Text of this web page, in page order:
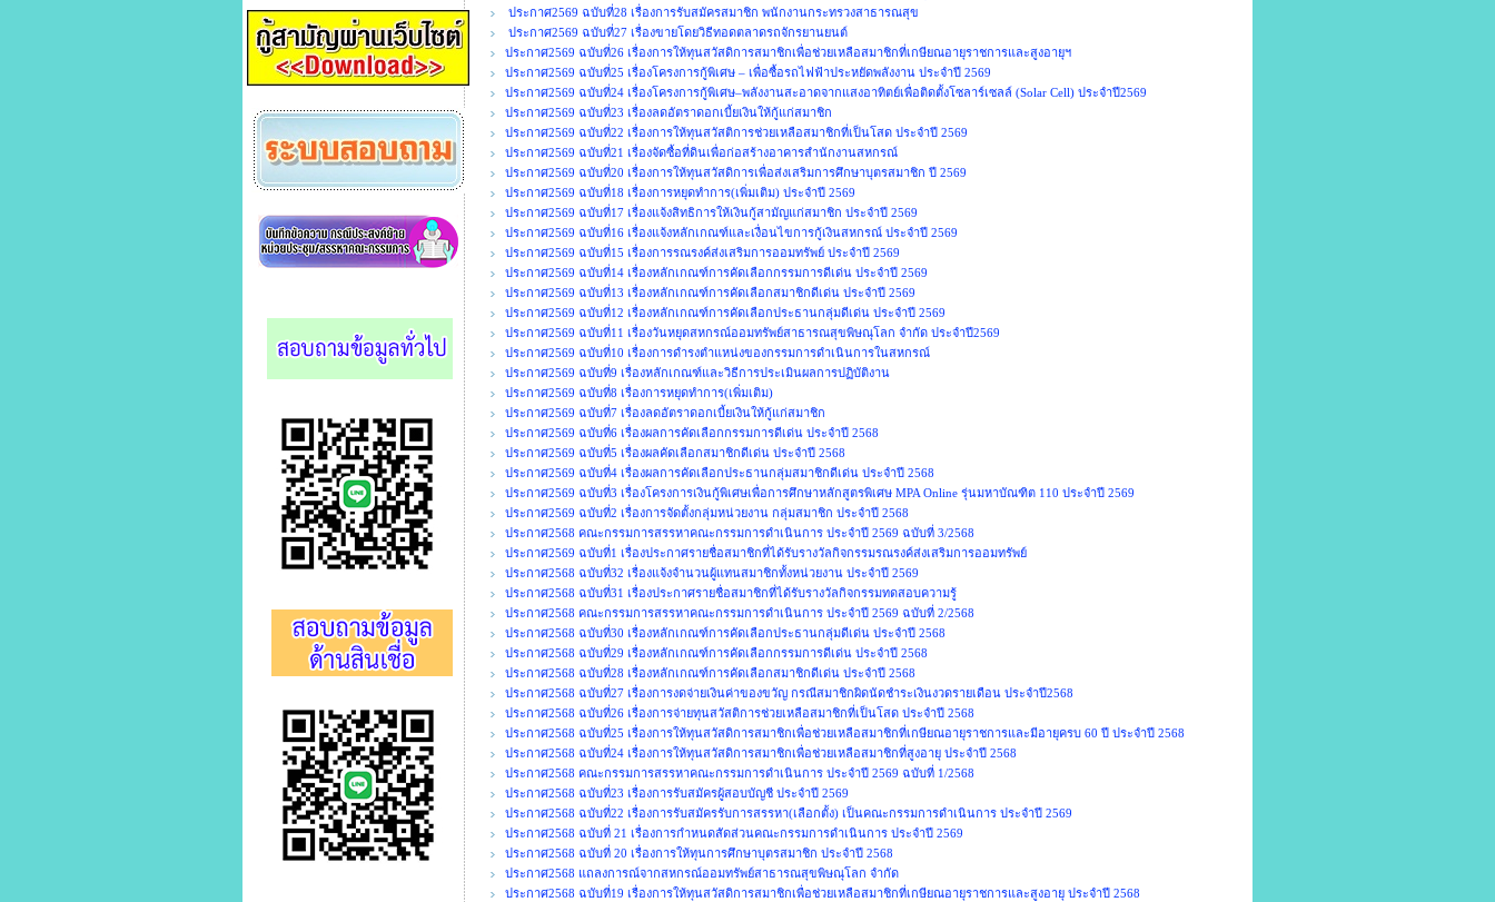
ประกาศ2569 ฉบับที่28 เรื่องการรับสมัครสมาชิก พนักงานกระทรวงสาธารณสุข
ประกาศ2569 ฉบับที่27 เรื่องขายโดยวิธีทอดตลาดรถจักรยานยนต์
ประกาศ2569 ฉบับที่26 เรื่องการให้ทุนสวัสดิการสมาชิกเพื่อช่วยเหลือสมาชิกที่เกษียณอายุราชการและสูงอายุฯ
ประกาศ2569 ฉบับที่25 เรื่องโครงการกู้พิเศษ – เพื่อซื้อรถไฟฟ้าประหยัดพลังงาน ประจำปี 2569
ประกาศ2569 ฉบับที่24 เรื่องโครงการกู้พิเศษ–พลังงานสะอาดจากแสงอาทิตย์เพื่อติดตั้งโซลาร์เซลล์ (Solar Cell) ประจำปี2569
ประกาศ2569 ฉบับที่23 เรื่องลดอัตราดอกเบี้ยเงินให้กู้แก่สมาชิก
ประกาศ2569 ฉบับที่22 เรื่องการให้ทุนสวัสติการช่วยเหลือสมาชิกที่เป็นโสด ประจำปี 2569
ประกาศ2569 ฉบับที่21 เรื่องจัดซื้อที่ดินเพื่อก่อสร้างอาคารสำนักงานสหกรณ์
ประกาศ2569 ฉบับที่20 เรื่องการให้ทุนสวัสดิการเพื่อส่งเสริมการศึกษาบุตรสมาชิก ปี 2569
ประกาศ2569 ฉบับที่18 เรื่องการหยุดทำการ(เพิ่มเติม) ประจำปี 2569
ประกาศ2569 ฉบับที่17 เรื่องแจ้งสิทธิการให้เงินกู้สามัญแก่สมาชิก ประจำปี 2569
ประกาศ2569 ฉบับที่16 เรื่องแจ้งหลักเกณฑ์และเงื่อนไขการกู้เงินสหกรณ์ ประจำปี 2569
ประกาศ2569 ฉบับที่15 เรื่องการรณรงค์ส่งเสริมการออมทรัพย์ ประจำปี 2569
ประกาศ2569 ฉบับที่14 เรื่องหลักเกณฑ์การคัดเลือกกรรมการดีเด่น ประจำปี 2569
ประกาศ2569 ฉบับที่13 เรื่องหลักเกณฑ์การคัดเลือกสมาชิกดีเด่น ประจำปี 2569
ประกาศ2569 ฉบับที่12 เรื่องหลักเกณฑ์การคัดเลือกประธานกลุ่มดีเด่น ประจำปี 2569
ประกาศ2569 ฉบับที่11 เรื่องวันหยุดสหกรณ์ออมทรัพย์สาธารณสุขพิษณุโลก จำกัด ประจำปี2569
ประกาศ2569 ฉบับที่10 เรื่องการดำรงตำแหน่งของกรรมการดำเนินการในสหกรณ์
ประกาศ2569 ฉบับที่9 เรื่องหลักเกณฑ์และวิธีการประเมินผลการปฏิบัติงาน
ประกาศ2569 ฉบับที่8 เรื่องการหยุดทำการ(เพิ่มเติม)
ประกาศ2569 ฉบับที่7 เรื่องลดอัตราดอกเบี้ยเงินให้กู้แก่สมาชิก
ประกาศ2569 ฉบับที่6 เรื่องผลการคัดเลือกกรรมการดีเด่น ประจำปี 2568
ประกาศ2569 ฉบับที่5 เรื่องผลคัดเลือกสมาชิกดีเด่น ประจำปี 2568
ประกาศ2569 ฉบับที่4 เรื่องผลการคัดเลือกประธานกลุ่มสมาชิกดีเด่น ประจำปี 2568
ประกาศ2569 ฉบับที่3 เรื่องโครงการเงินกู้พิเศษเพื่อการศึกษาหลักสูตรพิเศษ MPA Online รุ่นมหาบัณฑิต 110 ประจำปี 2569
ประกาศ2569 ฉบับที่2 เรื่องการจัดตั้งกลุ่มหน่วยงาน กลุ่มสมาชิก ประจำปี 2568
ประกาศ2568 คณะกรรมการสรรหาคณะกรรมการดำเนินการ ประจำปี 2569 ฉบับที่ 3/2568
ประกาศ2569 ฉบับที่1 เรื่องประกาศรายชื่อสมาชิกที่ได้รับรางวัลกิจกรรมรณรงค์ส่งเสริมการออมทรัพย์
ประกาศ2568 ฉบับที่32 เรื่องแจ้งจำนวนผู้แทนสมาชิกทั้งหน่วยงาน ประจำปี 2569
ประกาศ2568 ฉบับที่31 เรื่องประกาศรายชื่อสมาชิกที่ได้รับรางวัลกิจกรรมทดสอบความรู้
ประกาศ2568 คณะกรรมการสรรหาคณะกรรมการดำเนินการ ประจำปี 2569 ฉบับที่ 2/2568
ประกาศ2568 ฉบับที่30 เรื่องหลักเกณฑ์การคัดเลือกประธานกลุ่มดีเด่น ประจำปี 2568
ประกาศ2568 ฉบับที่29 เรื่องหลักเกณฑ์การคัดเลือกกรรมการดีเด่น ประจำปี 2568
ประกาศ2568 ฉบับที่28 เรื่องหลักเกณฑ์การคัดเลือกสมาชิกดีเด่น ประจำปี 2568
ประกาศ2568 ฉบับที่27 เรื่องการงดจ่ายเงินค่าของขวัญ กรณีสมาชิกผิดนัดชำระเงินงวดรายเดือน ประจำปี2568
ประกาศ2568 ฉบับที่26 เรื่องการจ่ายทุนสวัสติการช่วยเหลือสมาชิกที่เป็นโสด ประจำปี 2568
ประกาศ2568 ฉบับที่25 เรื่องการให้ทุนสวัสดิการสมาชิกเพื่อช่วยเหลือสมาชิกที่เกษียณอายุราชการและมีอายุครบ 60 ปี ประจำปี 2568
ประกาศ2568 ฉบับที่24 เรื่องการให้ทุนสวัสดิการสมาชิกเพื่อช่วยเหลือสมาชิกที่สูงอายุ ประจำปี 2568
ประกาศ2568 คณะกรรมการสรรหาคณะกรรมการดำเนินการ ประจำปี 2569 ฉบับที่ 1/2568
ประกาศ2568 ฉบับที่23 เรื่องการรับสมัครผู้สอบบัญชี ประจำปี 2569
ประกาศ2568 ฉบับที่22 เรื่องการรับสมัครรับการสรรหา(เลือกตั้ง) เป็นคณะกรรมการดำเนินการ ประจำปี 2569
ประกาศ2568 ฉบับที่ 21 เรื่องการกำหนดสัดส่วนคณะกรรมการดำเนินการ ประจำปี 2569
ประกาศ2568 ฉบับที่ 20 เรื่องการให้ทุนการศึกษาบุตรสมาชิก ประจำปี 2568
ประกาศ2568 แถลงการณ์จากสหกรณ์ออมทรัพย์สาธารณสุขพิษณุโลก จำกัด
ประกาศ2568 ฉบับที่19 เรื่องการให้ทุนสวัสดิการสมาชิกเพื่อช่วยเหลือสมาชิกที่เกษียณอายุราชการและสูงอายุ ประจำปี 2568